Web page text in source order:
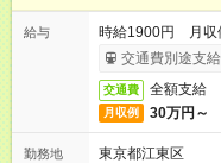
給与
時給1900円 月収
交通費別途支
交通費 全額支給
月収例 30万円～
勤務地
東京都江東区